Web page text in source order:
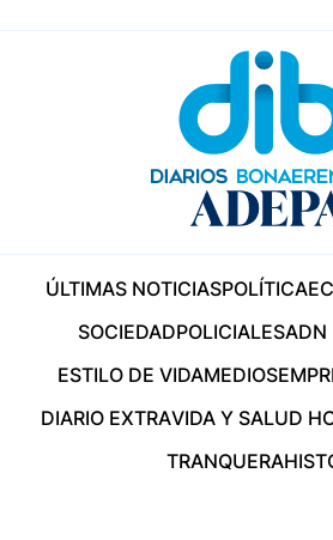
ÚLTIMAS NOTICIASPOLÍTICA
SOCIEDADPOLICIALESADN
ESTILO DE VIDAMEDIOS
DIARIO EXTRAVIDA Y SALUD
TRANQUERA